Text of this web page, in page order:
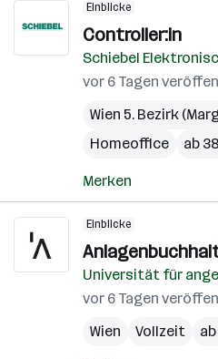
Einblicke
Controller:in
Schiebel
vor 6 Tagen
Wien 5. Bezirk
Homeoffice
ab
Merken
Einblicke
Universität für
vor 6 Tagen
Wien
Vollzeit